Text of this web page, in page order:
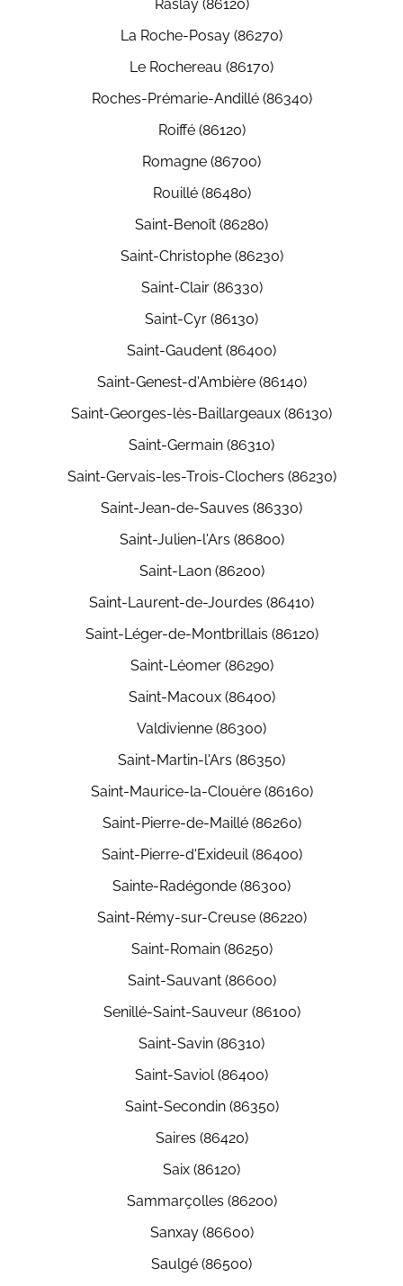
Raslay (86120)
La Roche-Posay (86270)
Le Rochereau (86170)
Roches-Prémarie-Andillé (86340)
Roiffé (86120)
Romagne (86700)
Rouillé (86480)
Saint-Benoît (86280)
Saint-Christophe (86230)
Saint-Clair (86330)
Saint-Cyr (86130)
Saint-Gaudent (86400)
Saint-Genest-d'Ambière (86140)
Saint-Georges-lès-Baillargeaux (86130)
Saint-Germain (86310)
Saint-Gervais-les-Trois-Clochers (86230)
Saint-Jean-de-Sauves (86330)
Saint-Julien-l'Ars (86800)
Saint-Laon (86200)
Saint-Laurent-de-Jourdes (86410)
Saint-Léger-de-Montbrillais (86120)
Saint-Léomer (86290)
Saint-Macoux (86400)
Valdivienne (86300)
Saint-Martin-l'Ars (86350)
Saint-Maurice-la-Clouère (86160)
Saint-Pierre-de-Maillé (86260)
Saint-Pierre-d'Exideuil (86400)
Sainte-Radégonde (86300)
Saint-Rémy-sur-Creuse (86220)
Saint-Romain (86250)
Saint-Sauvant (86600)
Senillé-Saint-Sauveur (86100)
Saint-Savin (86310)
Saint-Saviol (86400)
Saint-Secondin (86350)
Saires (86420)
Saix (86120)
Sammarçolles (86200)
Sanxay (86600)
Saulgé (86500)